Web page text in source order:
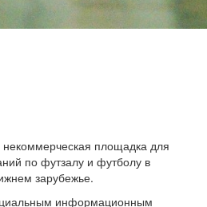
некоммерческая площадка для
по футзалу и футболу в
зарубежье.
информационным